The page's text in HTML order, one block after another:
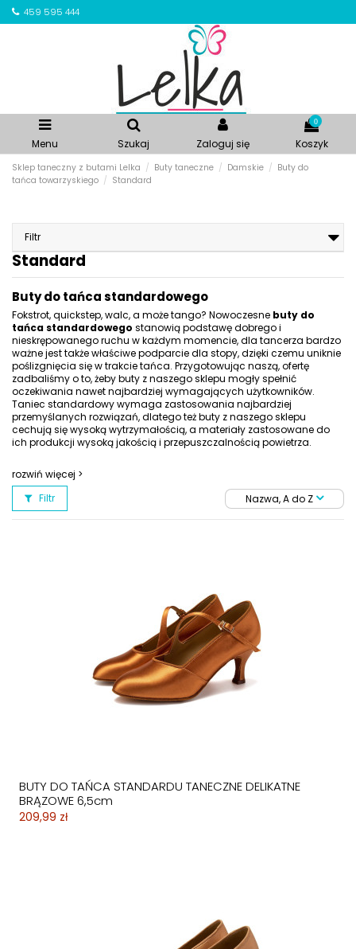
459 595 444
Menu Szukaj Zaloguj się
0
Koszyk
Sklep taneczny z butami Lelka Buty taneczne Damskie
Buty do
tańca towarzyskiego
Standard
Standard
Buty do tańca standardowego
Fokstrot, quickstep, walc, a może tango? Nowoczesne buty do
tańca standardowego stanowią podstawę dobrego i
nieskrępowanego ruchu w każdym momencie, dla tancerza bardzo
ważne jest także właściwe podparcie dla stopy, dzięki czemu uniknie
poślizgnięcia się w trakcie tańca. Przygotowując naszą, ofertę
zadbaliśmy o to, żeby buty z naszego sklepu mogły spełnić
oczekiwania nawet najbardziej wymagających użytkowników.
Taniec standardowy wymaga zastosowania najbardziej
przemyślanych rozwiązań, dlatego też buty z naszego sklepu
cechują się wysoką wytrzymałością, a materiały zastosowane do
ich produkcji wysoką jakością i przepuszczalnością powietrza.
Wygoda to podstawa w każdym tańcu standardowym, nie mniej
jednak równie ważny jest wygląd obuwia i to, w jaki sposób
uzupełnia przygotowaną kreację. Nasze
buty do tańca
standardowegoibuty do półstandarduzachwycają prezencją,
rozwiń więcej >
Filtr
Nazwa, A do Z
BUTY DO TAŃCA STANDARDU TANECZNE DELIKATNE
BRĄZOWE 6,5cm
209,99 zł
Filtr